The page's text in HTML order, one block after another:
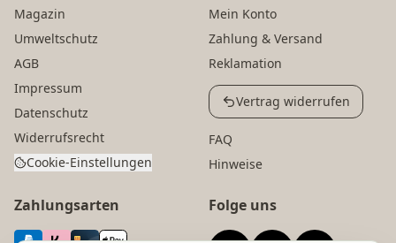
Magazin
Umweltschutz
AGB
Impressum
Datenschutz
Widerrufsrecht
Cookie-Einstellungen
Mein Konto
Zahlung & Versand
Reklamation
Vertrag widerrufen
FAQ
Hinweise
Zahlungsarten Folge uns